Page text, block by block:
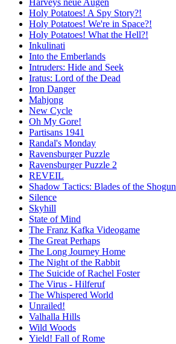
Harveys neue Augen
Holy Potatoes! A Spy Story?!
Holy Potatoes! We're in Space?!
Holy Potatoes! What the Hell?!
Inkulinati
Into the Emberlands
Intruders: Hide and Seek
Iratus: Lord of the Dead
Iron Danger
Mahjong
New Cycle
Oh My Gore!
Partisans 1941
Randal's Monday
Ravensburger Puzzle
Ravensburger Puzzle 2
REVEIL
Shadow Tactics: Blades of the Shogun
Silence
Skyhill
State of Mind
The Franz Kafka Videogame
The Great Perhaps
The Long Journey Home
The Night of the Rabbit
The Suicide of Rachel Foster
The Virus - Hilferuf
The Whispered World
Unrailed!
Valhalla Hills
Wild Woods
Yield! Fall of Rome